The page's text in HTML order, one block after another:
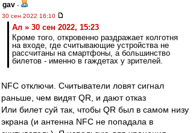
gav -
30 сен 2022 16:10
Ал » 30 сен 2022, 15:23
Кроме того, откровенно раздражает колготня
на входе, где считывающие устройства не
рассчитаны на смартфоны, а большинство
билетов - именно в гаждетах у зрителей.
NFC отключи. Считыватели ловят сигнал
раньше, чем видят QR, и дают отказ
Или билет суй так, чтобы QR был в самом низу
экрана (и антенна NFC не попадала в